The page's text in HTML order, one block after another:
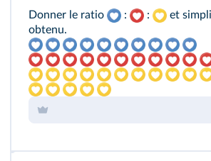
Donner le ratio : :
obtenu.